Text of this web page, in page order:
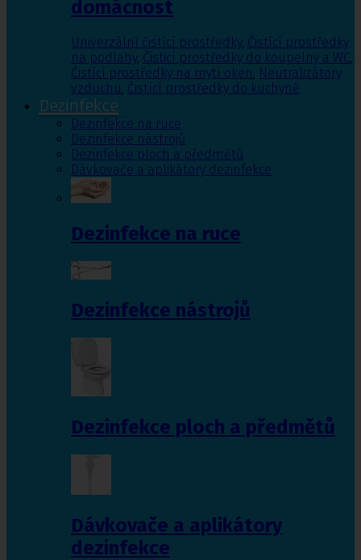
domácnost
Univerzální čistící prostředky, Čistící prostředky
na podlahy, Čisticí prostředky do koupelny a WC,
Čistící prostředky na mytí oken, Neutralizátory
vzduchu, Čistící prostředky do kuchyně
Dezinfekce
Dezinfekce na ruce
Dezinfekce nástrojů
Dezinfekce ploch a předmětů
Dávkovače a aplikátory dezinfekce
Dezinfekce na ruce
Dezinfekce nástrojů
Dezinfekce ploch a předmětů
Dávkovače a aplikátory
dezinfekce